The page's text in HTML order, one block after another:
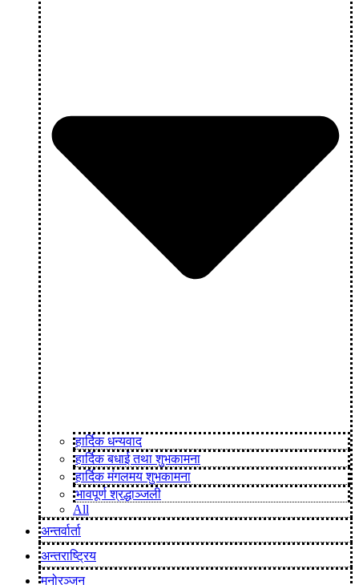
हार्दिक धन्यवाद
हार्दिक बधाई तथा शुभकामना
हार्दिक मंगलमय शुभकामना
भावपूर्ण श्रद्धाञ्जली
All
अन्तर्वार्ता
अन्तराष्ट्रिय
मनोरञ्जन